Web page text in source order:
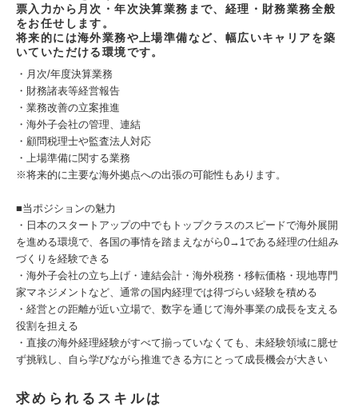
票入力から月次・年次決算業務まで、経理・財務業務全般
をお任せします。
将来的には海外業務や上場準備など、幅広いキャリアを築
いていただける環境です。
・月次/年度決算業務
・財務諸表等経営報告
・業務改善の立案推進
・海外子会社の管理、連結
・顧問税理士や監査法人対応
・上場準備に関する業務
※将来的に主要な海外拠点への出張の可能性もあります。
■当ポジションの魅力
・日本のスタートアップの中でもトップクラスのスピードで海外展開
を進める環境で、各国の事情を踏まえながら0→1である経理の仕組み
づくりを経験できる
・海外子会社の立ち上げ・連結会計・海外税務・移転価格・現地専門
家マネジメントなど、通常の国内経理では得づらい経験を積める
・経営との距離が近い立場で、数字を通じて海外事業の成長を支える
役割を担える
・直接の海外経理経験がすべて揃っていなくても、未経験領域に臆せ
ず挑戦し、自ら学びながら推進できる方にとって成長機会が大きい
求められるスキルは